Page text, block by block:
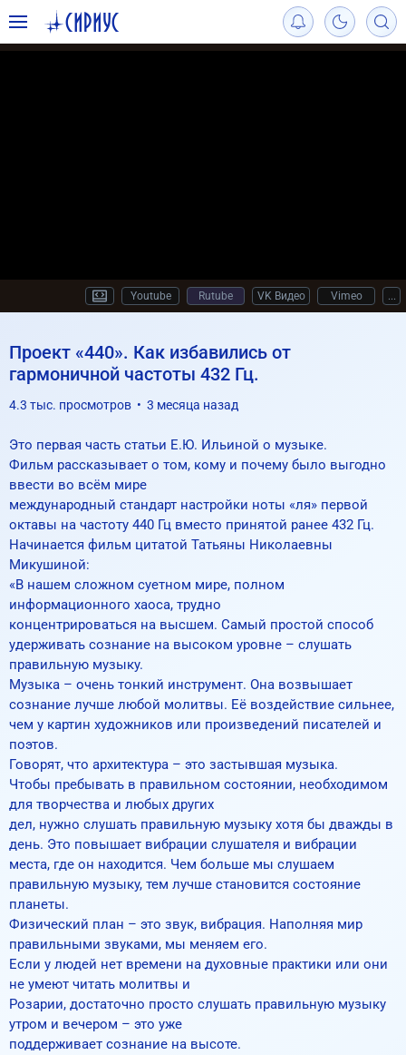
сириус
Youtube Rutube VK Видео Vimeo ...
Проект «440». Как избавились от
гармоничной частоты 432 Гц.
4.3 тыс. просмотров • 3 месяца назад
Это первая часть статьи Е.Ю. Ильиной о музыке.
Фильм рассказывает о том, кому и почему было выгодно
ввести во всём мире
международный стандарт настройки ноты «ля» первой
октавы на частоту 440 Гц вместо принятой ранее 432 Гц.
Начинается фильм цитатой Татьяны Николаевны
Микушиной:
«В нашем сложном суетном мире, полном
информационного хаоса, трудно
концентрироваться на высшем. Самый простой способ
удерживать сознание на высоком уровне – слушать
правильную музыку.
Музыка – очень тонкий инструмент. Она возвышает
сознание лучше любой молитвы. Её воздействие сильнее,
чем у картин художников или произведений писателей и
поэтов.
Говорят, что архитектура – это застывшая музыка.
Чтобы пребывать в правильном состоянии, необходимом
для творчества и любых других
дел, нужно слушать правильную музыку хотя бы дважды в
день. Это повышает вибрации слушателя и вибрации
места, где он находится. Чем больше мы слушаем
правильную музыку, тем лучше становится состояние
планеты.
Физический план – это звук, вибрация. Наполняя мир
правильными звуками, мы меняем его.
Если у людей нет времени на духовные практики или они
не умеют читать молитвы и
Розарии, достаточно просто слушать правильную музыку
утром и вечером – это уже
поддерживает сознание на высоте.